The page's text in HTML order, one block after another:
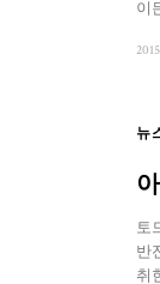
이
뉴
토
반
취